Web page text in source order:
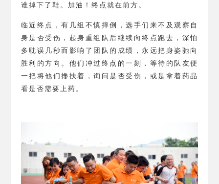
谁掉下了鞋。加油！终点就在前方。
临近终点，有几组不慎摔倒，选手们来不及观察自
身是否受伤，起身重组队后继续向终点跑去，深怕
多耽误几秒而影响了团队的成绩，永远把身姿驰向
胜利的方向。他们冲过终点的一刻，等待的队友便
一把将他们搀扶着，询问是否受伤，或是拿着药品
看是否需要上药。